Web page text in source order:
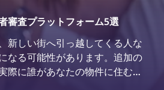
審査プラットフォーム5選
新しい街へ引っ越してくる人な
なる可能性があります。追加の
際に誰があなたの物件に住むの